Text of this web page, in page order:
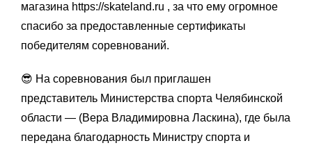
магазина https://skateland.ru , за что ему огромное
спасибо за предоставленные сертификаты
победителям соревнований.
😎 На соревнования был приглашен
представитель Министерства спорта Челябинской
области — (Вера Владимировна Ласкина), где была
передана благодарность Министру спорта и